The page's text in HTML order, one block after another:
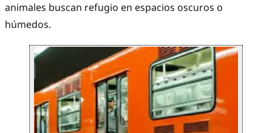
animales buscan refugio en espacios oscuros o
húmedos.